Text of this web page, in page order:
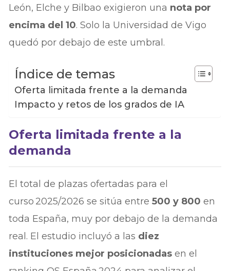
León, Elche y Bilbao exigieron una nota por
encima del 10. Solo la Universidad de Vigo
quedó por debajo de este umbral.
Índice de temas
Oferta limitada frente a la demanda
Impacto y retos de los grados de IA
Oferta limitada frente a la
demanda
El total de plazas ofertadas para el
curso 2025/2026 se sitúa entre500 y 800 en
toda España, muy por debajo de la demanda
real. El estudio incluyó a las diez
instituciones mejor posicionadas en el